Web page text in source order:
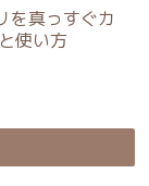
を真っすぐカ
使い方